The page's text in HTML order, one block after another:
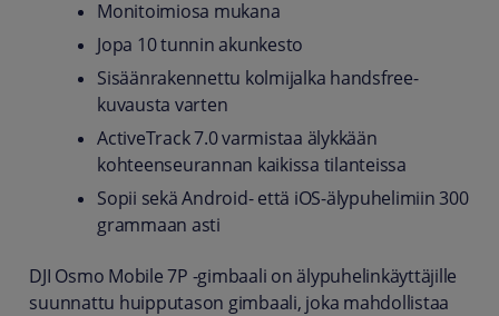
Monitoimiosa mukana
Jopa 10 tunnin akunkesto
Sisäänrakennettu kolmijalka handsfree-
kuvausta varten
ActiveTrack 7.0 varmistaa älykkään
kohteenseurannan kaikissa tilanteissa
Sopii sekä Android- että iOS-älypuhelimiin 300
grammaan asti
DJI Osmo Mobile 7P -gimbaali on älypuhelinkäyttäjille
suunnattu huipputason gimbaali, joka mahdollistaa